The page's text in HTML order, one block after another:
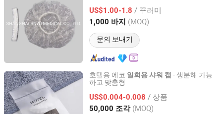
헤어캡
US$1.00-1.8 / 꾸러미
1,000 바지 (MOQ)
문의 보내기
Shanghai, China 이후 2020
호텔용 에코 일회용샤워 캡 - 생분해 가능
하고 맞춤형
US$0.004-0.008 / 상품
50,000 조각 (MOQ)
Yangzhou New Lotus Plastic & Daily Chemicals Co., Ltd.
Jiangsu, China 이후 2025